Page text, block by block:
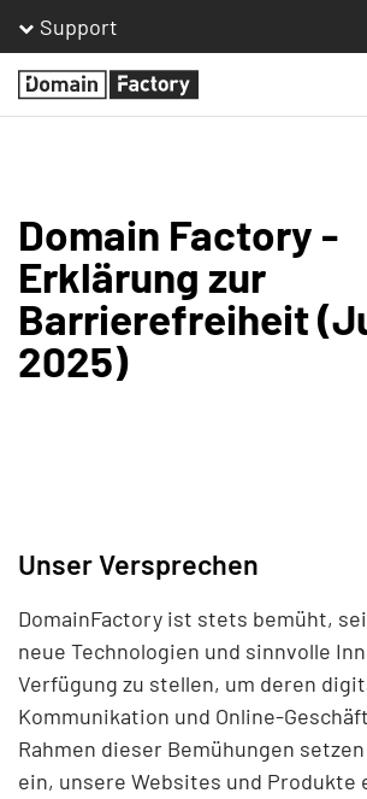
Support
Homepage
Domain Factory -
Erklärung zur
Barrierefreiheit
2025)
Unser Versprechen
DomainFactory ist stets bemüht,
neue Technologien und sinnvolle
Verfügung zu stellen, um deren
Kommunikation und Online-
Rahmen dieser Bemühungen
ein, unsere Websites und Produkte